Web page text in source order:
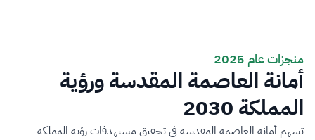
منجزات عام 2025
أمانة العاصمة المقدسة ورؤية
المملكة 2030
تسهم أمانة العاصمة المقدسة في تحقيق مستهدفات رؤية المملكة